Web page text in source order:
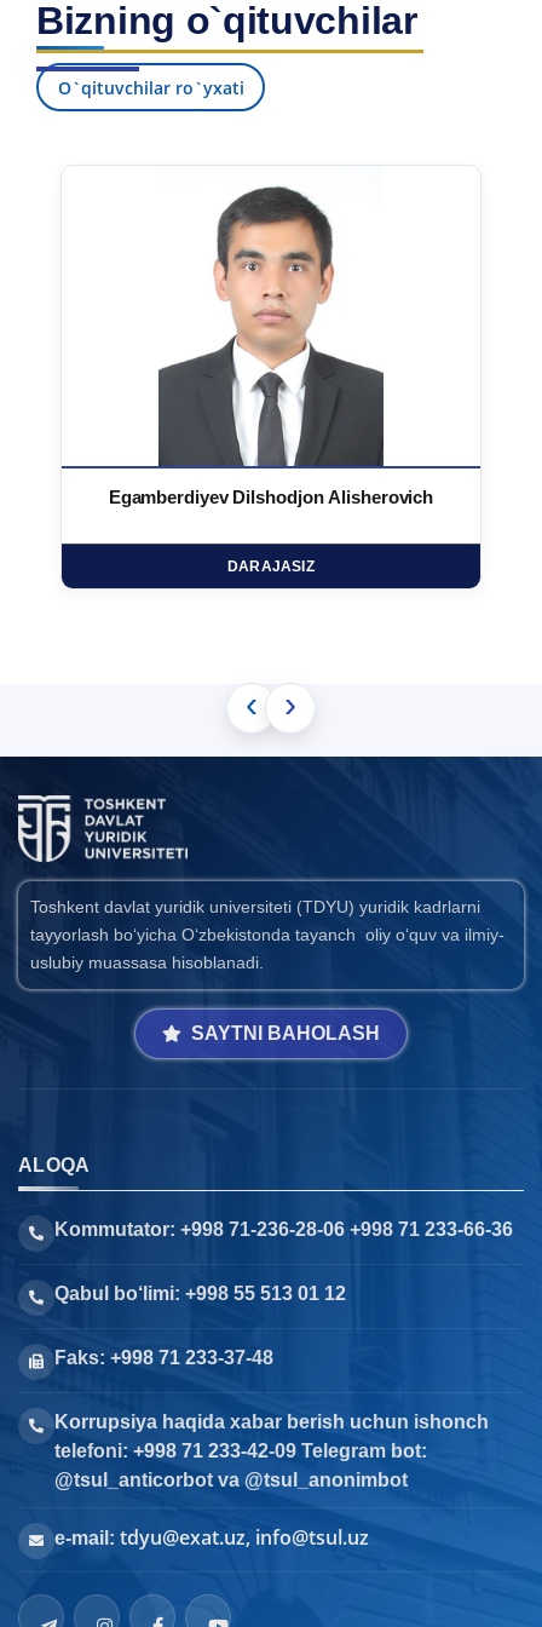
Bizning o`qituvchilar
O`qituvchilar ro`yxati
Egamberdiyev Dilshodjon Alisherovich
DARAJASIZ
‹ ›
Toshkent davlat yuridik universiteti (TDYU) yuridik kadrlarni
tayyorlash bo‘yicha O‘zbekistonda tayanch oliy o‘quv va ilmiy-
uslubiy muassasa hisoblanadi.
SAYTNI BAHOLASH
ALOQA
Kommutator: +998 71-236-28-06 +998 71 233-66-36
Qabul bo‘limi: +998 55 513 01 12
Faks: +998 71 233-37-48
Korrupsiya haqida xabar berish uchun ishonch
telefoni: +998 71 233-42-09 Telegram bot:
@tsul_anticorbot va @tsul_anonimbot
e-mail: tdyu@exat.uz, info@tsul.uz
7. Call-center (4) 8. Bakalavriat kvotasi (3)
9. Magistratura kvotasi (4) ✉️ Adminga yozish